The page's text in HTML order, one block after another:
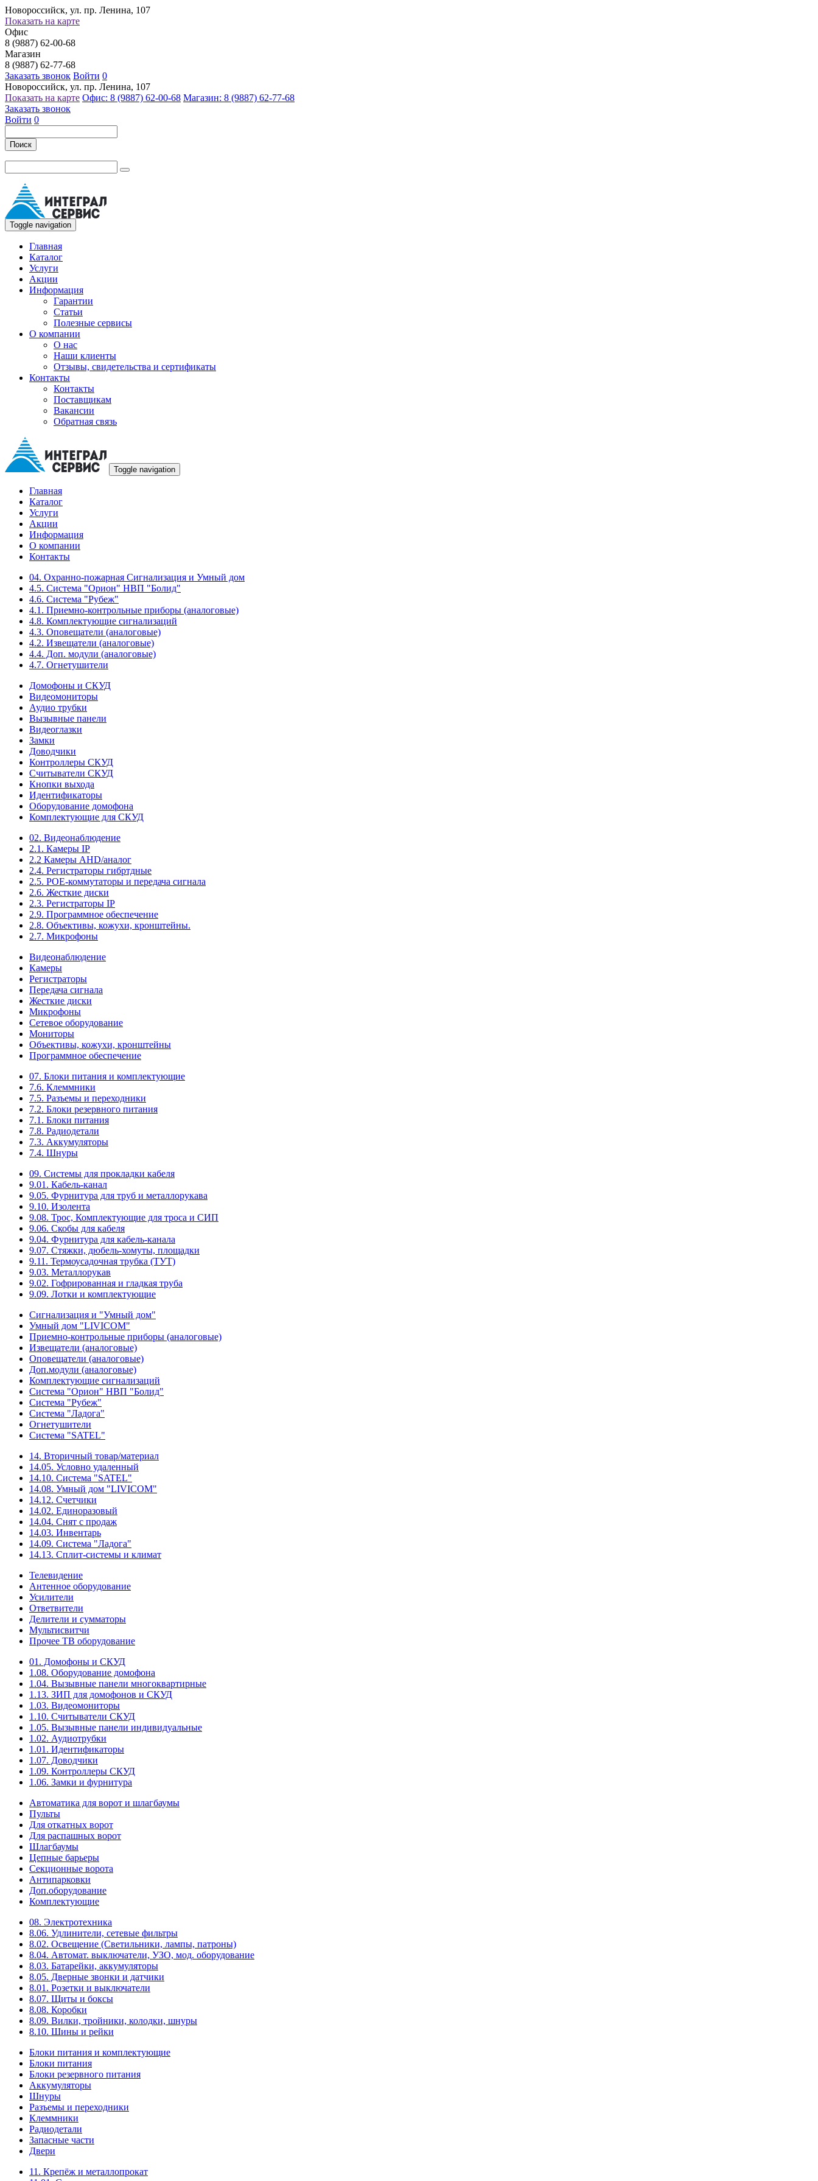
Новороссийск, ул. пр. Ленина, 107
Показать на карте
Офис
8 (9887) 62-00-68
Магазин
8 (9887) 62-77-68
Заказать звонок Войти 0
Новороссийск, ул. пр. Ленина, 107
Показать на карте Офис: 8 (9887) 62-00-68 Магазин: 8 (9887) 62-77-68
Заказать звонок
Войти 0
Поиск
Toggle navigation
Главная
Каталог
Услуги
Акции
Информация
Гарантии
Статьи
Полезные сервисы
О компании
О нас
Наши клиенты
Отзывы, свидетельства и сертификаты
Контакты
Контакты
Поставщикам
Вакансии
Обратная связь
Toggle navigation
Главная
Каталог
Услуги
Акции
Информация
О компании
Контакты
04. Охранно-пожарная Сигнализация и Умный дом
4.5. Система "Орион" НВП "Болид"
4.6. Система "Рубеж"
4.1. Приемно-контрольные приборы (аналоговые)
4.8. Комплектующие сигнализаций
4.3. Оповещатели (аналоговые)
4.2. Извещатели (аналоговые)
4.4. Доп. модули (аналоговые)
4.7. Огнетушители
Домофоны и СКУД
Видеомониторы
Аудио трубки
Вызывные панели
Видеоглазки
Замки
Доводчики
Контроллеры СКУД
Считыватели СКУД
Кнопки выхода
Идентификаторы
Оборудование домофона
Комплектующие для СКУД
02. Видеонаблюдение
2.1. Камеры IP
2.2 Камеры AHD/аналог
2.4. Регистраторы гибртдные
2.5. РОЕ-коммутаторы и передача сигнала
2.6. Жесткие диски
2.3. Регистраторы IP
2.9. Программное обеспечение
2.8. Объективы, кожухи, кронштейны.
2.7. Микрофоны
Видеонаблюдение
Камеры
Регистраторы
Передача сигнала
Жесткие диски
Микрофоны
Сетевое оборудование
Мониторы
Объективы, кожухи, кронштейны
Программное обеспечение
07. Блоки питания и комплектующие
7.6. Клеммники
7.5. Разъемы и переходники
7.2. Блоки резервного питания
7.1. Блоки питания
7.8. Радиодетали
7.3. Аккумуляторы
7.4. Шнуры
09. Системы для прокладки кабеля
9.01. Кабель-канал
9.05. Фурнитура для труб и металлорукава
9.10. Изолента
9.08. Трос, Комплектующие для троса и СИП
9.06. Скобы для кабеля
9.04. Фурнитура для кабель-канала
9.07. Стяжки, дюбель-хомуты, площадки
9.11. Термоусадочная трубка (ТУТ)
9.03. Металлорукав
9.02. Гофрированная и гладкая труба
9.09. Лотки и комплектующие
Сигнализация и "Умный дом"
Умный дом "LIVICOM"
Приемно-контрольные приборы (аналоговые)
Извещатели (аналоговые)
Оповещатели (аналоговые)
Доп.модули (аналоговые)
Комплектующие сигнализаций
Система "Орион" НВП "Болид"
Система "Рубеж"
Система "Ладога"
Огнетушители
Система "SATEL"
14. Вторичный товар/материал
14.05. Условно удаленный
14.10. Система "SATEL"
14.08. Умный дом "LIVICOM"
14.12. Счетчики
14.02. Единоразовый
14.04. Снят с продаж
14.03. Инвентарь
14.09. Система "Ладога"
14.13. Сплит-системы и климат
Телевидение
Антенное оборудование
Усилители
Ответвители
Делители и сумматоры
Мультисвитчи
Прочее ТВ оборудование
01. Домофоны и СКУД
1.08. Оборудование домофона
1.04. Вызывные панели многоквартирные
1.13. ЗИП для домофонов и СКУД
1.03. Видеомониторы
1.10. Считыватели СКУД
1.05. Вызывные панели индивидуальные
1.02. Аудиотрубки
1.01. Идентификаторы
1.07. Доводчики
1.09. Контроллеры СКУД
1.06. Замки и фурнитура
Автоматика для ворот и шлагбаумы
Пульты
Для откатных ворот
Для распашных ворот
Шлагбаумы
Цепные барьеры
Секционные ворота
Антипарковки
Доп.оборудование
Комплектующие
08. Электротехника
8.06. Удлинители, сетевые фильтры
8.02. Освещение (Светильники, лампы, патроны)
8.04. Автомат. выключатели, УЗО, мод. оборудование
8.03. Батарейки, аккумуляторы
8.05. Дверные звонки и датчики
8.01. Розетки и выключатели
8.07. Щиты и боксы
8.08. Коробки
8.09. Вилки, тройники, колодки, шнуры
8.10. Шины и рейки
Блоки питания и комплектующие
Блоки питания
Блоки резервного питания
Аккумуляторы
Шнуры
Разъемы и переходники
Клеммники
Радиодетали
Запасные части
Двери
11. Крепёж и металлопрокат